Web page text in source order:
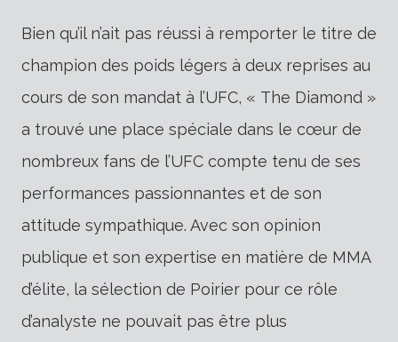
Bien qu’il n’ait pas réussi à remporter le titre de
champion des poids légers à deux reprises au
cours de son mandat à l’UFC, « The Diamond »
a trouvé une place spéciale dans le cœur de
nombreux fans de l’UFC compte tenu de ses
performances passionnantes et de son
attitude sympathique. Avec son opinion
publique et son expertise en matière de MMA
d’élite, la sélection de Poirier pour ce rôle
d’analyste ne pouvait pas être plus